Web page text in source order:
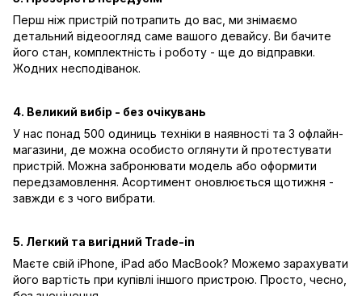
Перш ніж пристрій потрапить до вас, ми знімаємо
детальний відеоогляд саме вашого девайсу. Ви бачите
його стан, комплектність і роботу - ще до відправки.
Жодних несподіванок.
4. Великий вибір - без очікувань
У нас понад 500 одиниць техніки в наявності та 3 офлайн-
магазини, де можна особисто оглянути й протестувати
пристрій. Можна забронювати модель або оформити
передзамовлення. Асортимент оновлюється щотижня -
завжди є з чого вибрати.
5. Легкий та вигідний Trade-in
Маєте свій iPhone, iPad або MacBook? Можемо зарахувати
його вартість при купівлі іншого пристрою. Просто, чесно,